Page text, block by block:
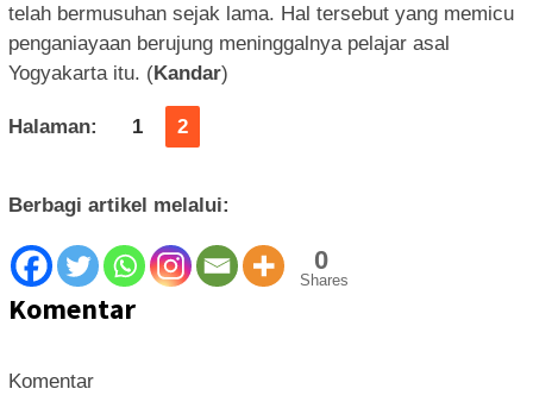
telah bermusuhan sejak lama. Hal tersebut yang memicu
penganiayaan berujung meninggalnya pelajar asal
Yogyakarta itu. (Kandar)
Halaman: 1 2
Berbagi artikel melalui:
0
Shares
Komentar
Komentar